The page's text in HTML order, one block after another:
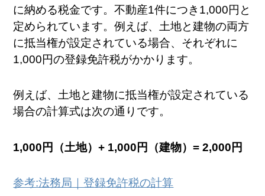
に納める税金です。不動産1件につき1,000円と
定められています。例えば、土地と建物の両方
に抵当権が設定されている場合、それぞれに
1,000円の登録免許税がかかります。
例えば、土地と建物に抵当権が設定されている
場合の計算式は次の通りです。
1,000円（土地）+ 1,000円（建物）= 2,000円
参考:法務局｜登録免許税の計算